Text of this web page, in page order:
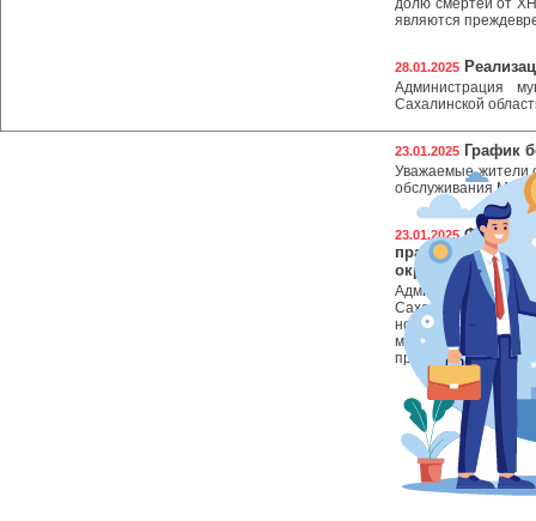
долю смертей от
являются
28.01.2025
Администрация
Сахалинской
23.01.2025 График
Уважаемые жители
обслуживания МФЦ
23.01.2025
правовых актов
округ
Администрация
Сахалинской
нормативных
муниципальный